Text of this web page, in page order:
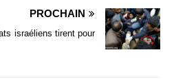
PROCHAIN
israéliens tirent pour